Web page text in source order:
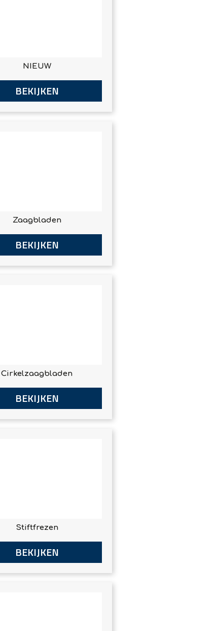
NIEUW
BEKIJKEN
Zaagbladen
BEKIJKEN
Cirkelzaagbladen
BEKIJKEN
Stiftfrezen
BEKIJKEN